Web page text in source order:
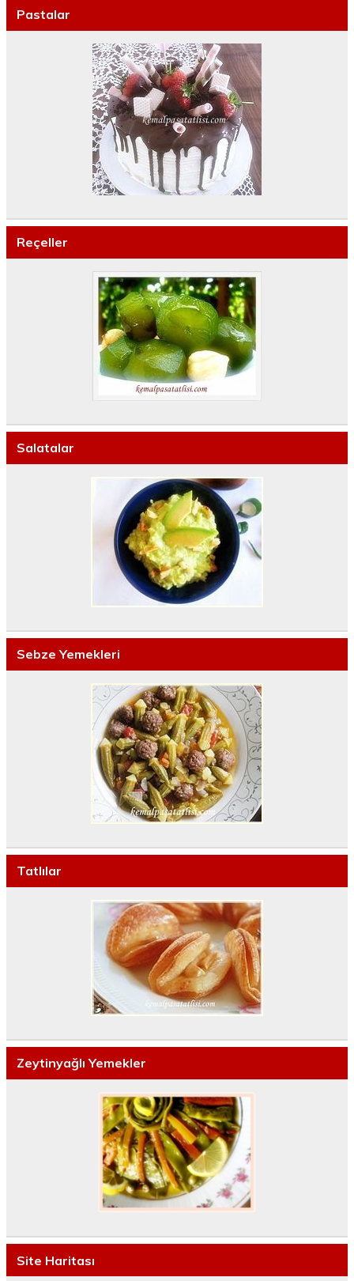
Pastalar
Reçeller
Salatalar
Sebze Yemekleri
Tatlılar
Zeytinyağlı Yemekler
Site Haritası